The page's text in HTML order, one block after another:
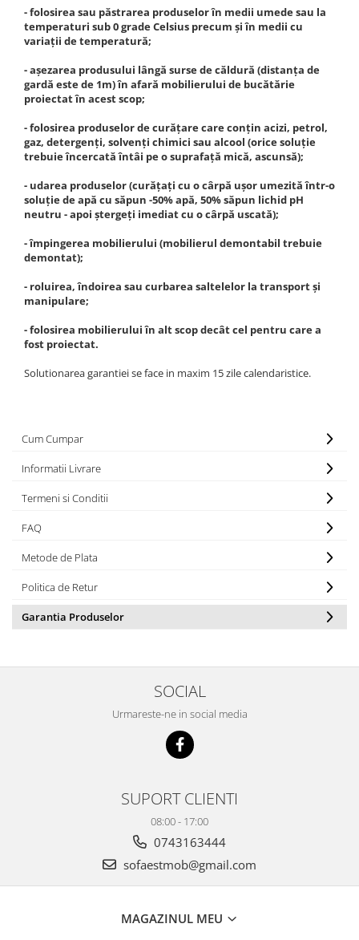
- folosirea sau păstrarea produselor în medii umede sau la
temperaturi sub 0 grade Celsius precum și în medii cu
variații de temperatură;
- așezarea produsului lângă surse de căldură (distanța de
gardă este de 1m) în afară mobilierului de bucătărie
proiectat în acest scop;
- folosirea produselor de curățare care conțin acizi, petrol,
gaz, detergenți, solvenți chimici sau alcool (orice soluție
trebuie încercată întâi pe o suprafață mică, ascunsă);
- udarea produselor (curățați cu o cârpă ușor umezită într-o
soluție de apă cu săpun -50% apă, 50% săpun lichid pH
neutru - apoi ștergeți imediat cu o cârpă uscată);
- împingerea mobilierului (mobilierul demontabil trebuie
demontat);
- roluirea, îndoirea sau curbarea saltelelor la transport și
manipulare;
- folosirea mobilierului în alt scop decât cel pentru care a
fost proiectat.
Solutionarea garantiei se face in maxim 15 zile calendaristice.
Cum Cumpar
Informatii Livrare
Termeni si Conditii
FAQ
Metode de Plata
Politica de Retur
Garantia Produselor
SOCIAL
Urmareste-ne in social media
SUPORT CLIENTI
08:00 - 17:00
0743163444
sofaestmob@gmail.com
MAGAZINUL MEU